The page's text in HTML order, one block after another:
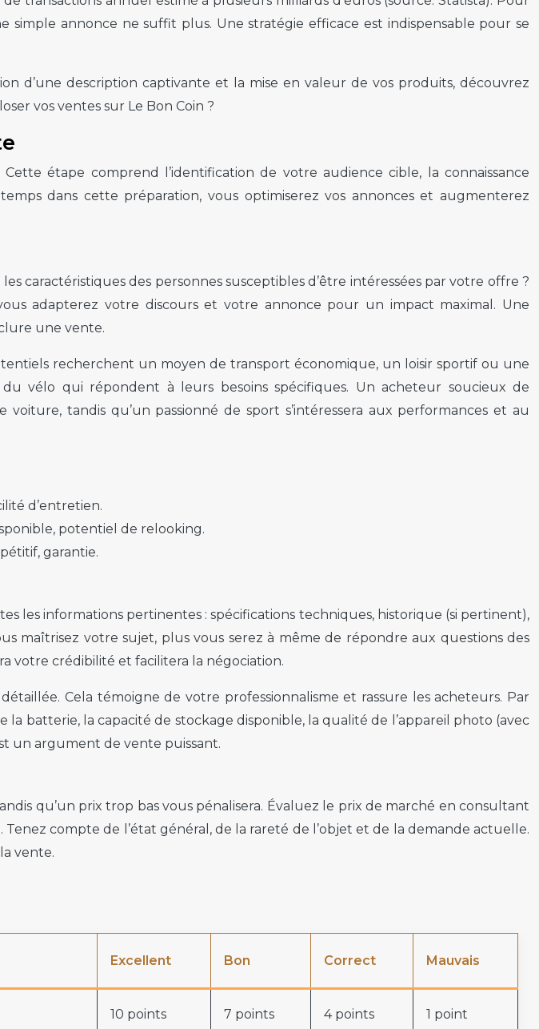
simple annonce ne suffit plus. Une stratégie efficace est indispensable pour se
d’une description captivante et la mise en valeur de vos produits, découvrez
vos ventes sur Le Bon Coin ?
étape comprend l’identification de votre audience cible, la connaissance
dans cette préparation, vous optimiserez vos annonces et augmenterez
caractéristiques des personnes susceptibles d’être intéressées par votre offre ?
adapterez votre discours et votre annonce pour un impact maximal. Une
une vente.
recherchent un moyen de transport économique, un loisir sportif ou une
vélo qui répondent à leurs besoins spécifiques. Un acheteur soucieux de
voiture, tandis qu’un passionné de sport s’intéressera aux performances et au
d’entretien.
potentiel de relooking.
garantie.
les informations pertinentes : spécifications techniques, historique (si pertinent),
maîtrisez votre sujet, plus vous serez à même de répondre aux questions des
votre crédibilité et facilitera la négociation.
Cela témoigne de votre professionnalisme et rassure les acheteurs. Par
batterie, la capacité de stockage disponible, la qualité de l’appareil photo (avec
un argument de vente puissant.
qu’un prix trop bas vous pénalisera. Évaluez le prix de marché en consultant
compte de l’état général, de la rareté de l’objet et de la demande actuelle.
vente.
Excellent Bon Correct Mauvais
10 points 7 points 4 points 1 point